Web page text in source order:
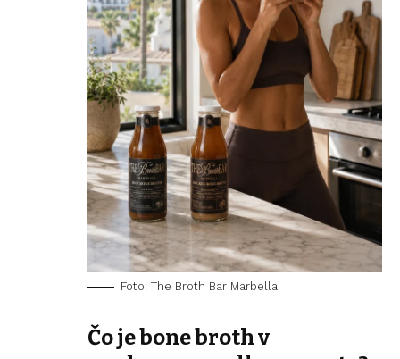
Foto: The Broth Bar Marbella
Čo je bone broth v